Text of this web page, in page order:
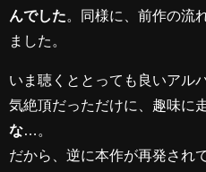
んでした。同様に、前作の流
ました。
いま聴くととっても良いアル
気絶頂だっただけに、趣味に
な…。
だから、逆に本作が再発され